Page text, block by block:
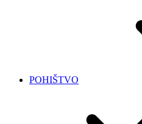
POHIŠTVO